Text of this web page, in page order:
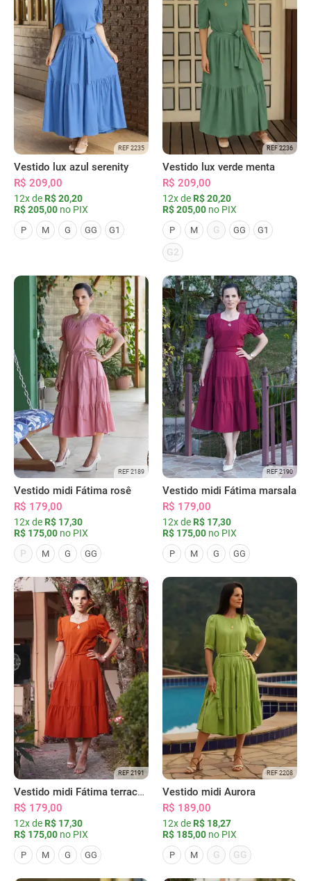
REF 2235
Vestido lux azul serenity
R$ 209,00
12x de R$ 20,20
R$ 205,00 no PIX
P M G GG G1
REF 2236
Vestido lux verde menta
R$ 209,00
12x de R$ 20,20
R$ 205,00 no PIX
P M G GG G1
G2
REF 2189
Vestido midi Fátima rosê
R$ 179,00
12x de R$ 17,30
R$ 175,00 no PIX
P
M G GG
REF 2190
Vestido midi Fátima marsala
R$ 179,00
12x de R$ 17,30
R$ 175,00 no PIX
P M G GG
REF 2191
Vestido midi Fátima terracota
R$ 179,00
12x de R$ 17,30
R$ 175,00 no PIX
P M G GG
REF 2208
Vestido midi Aurora
R$ 189,00
12x de R$ 18,27
R$ 185,00 no PIX
P M G GG